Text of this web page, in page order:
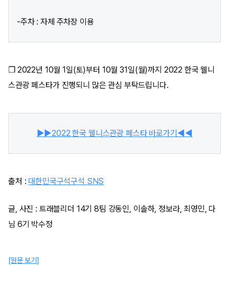
-주차 : 자체 주차장 이용
❒ 2022년 10월 1일(토)부터 10월 31일(월)까지 2022 한국 웰니
스관광 페스타가 진행되니 많은 관심 부탁드립니다.
▶▶2022 한국 웰니스관광 페스타 바로가기◀◀
출처 : 대한민국구석구석 SNS
글, 사진 : 트래블리더 14기 8팀 강동인, 이솔하, 정보라, 최영민, 다
님 6기 박수정
[원문 보기]